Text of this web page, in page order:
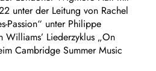
unter der Leitung von Rachel
Passion“ unter Philippe
Williams’ Liederzyklus „On
Cambridge Summer Music